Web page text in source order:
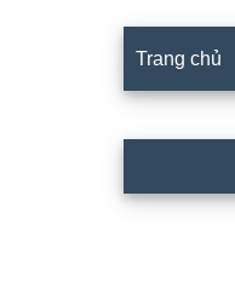
Trang chủ
chính